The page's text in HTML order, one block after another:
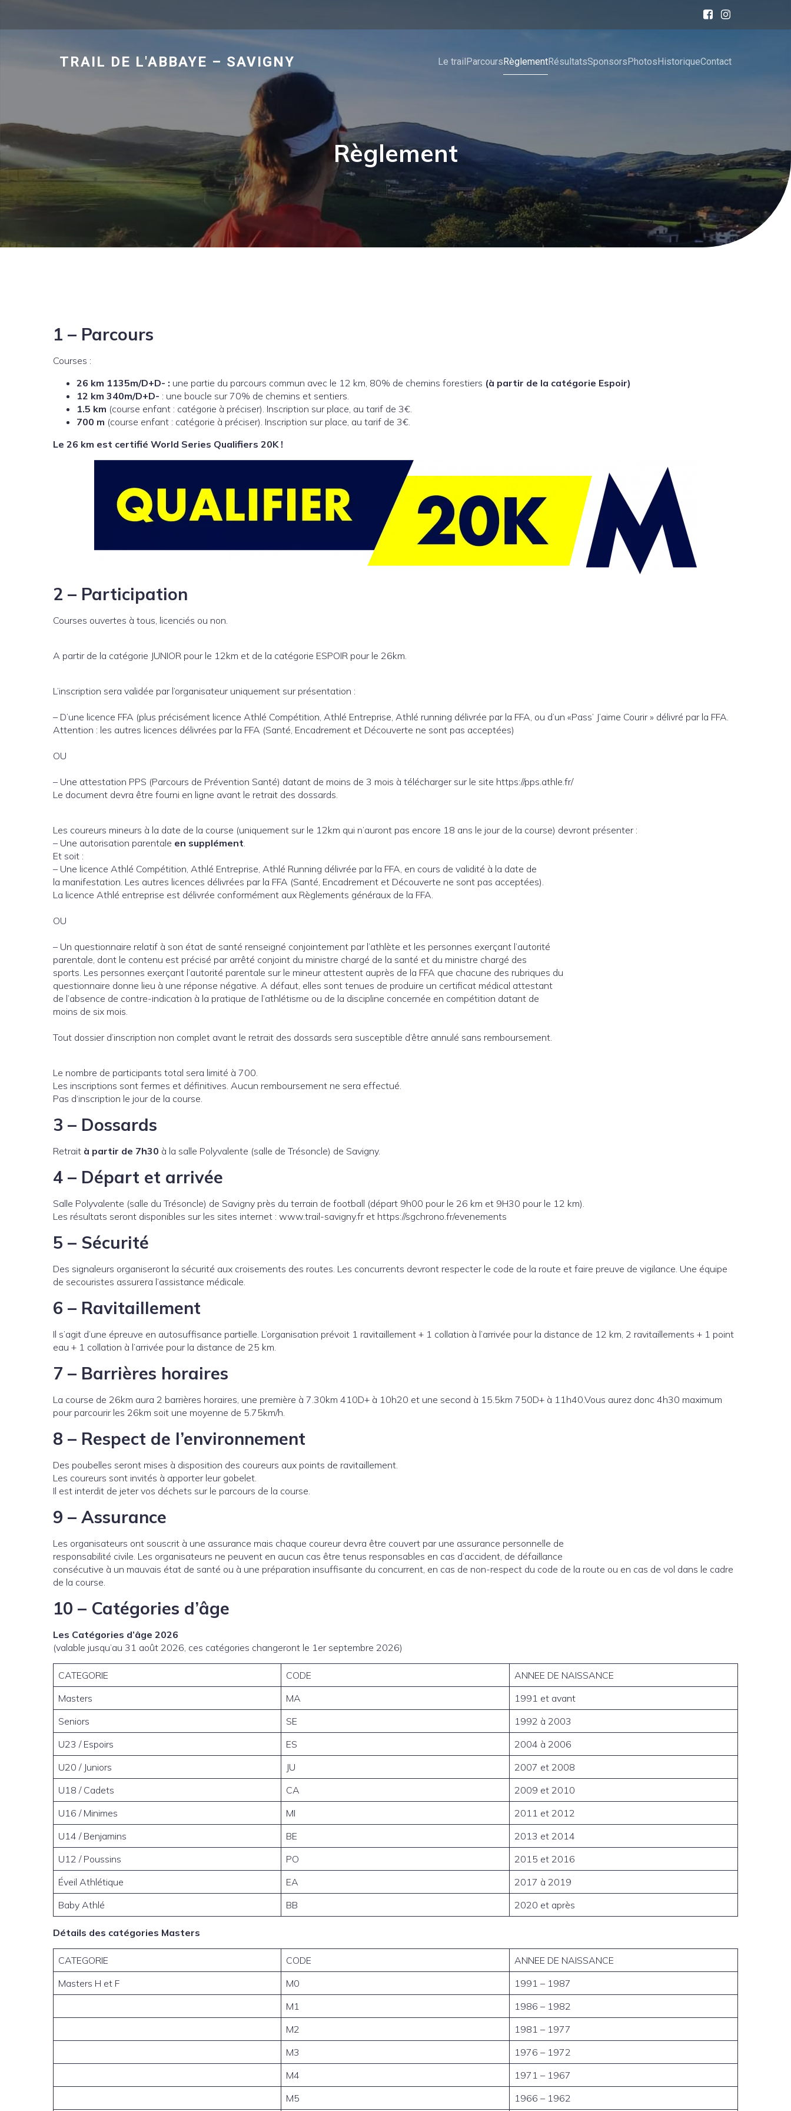
TRAIL DE L'ABBAYE – SAVIGNY Le trailParcoursRèglementRésultatsSponsorsPhotosHistoriqueContact
Règlement
1 – Parcours
Courses :
26 km 1135m/D+D- : une partie du parcours commun avec le 12 km, 80% de chemins forestiers (à partir de la catégorie Espoir)
12 km 340m/D+D- : une boucle sur 70% de chemins et sentiers.
1.5 km (course enfant : catégorie à préciser). Inscription sur place, au tarif de 3€.
700 m (course enfant : catégorie à préciser). Inscription sur place, au tarif de 3€.
Le 26 km est certifié World Series Qualifiers 20K !
2 – Participation
Courses ouvertes à tous, licenciés ou non.
A partir de la catégorie JUNIOR pour le 12km et de la catégorie ESPOIR pour le 26km.
L’inscription sera validée par l’organisateur uniquement sur présentation :
– D’une licence FFA (plus précisément licence Athlé Compétition, Athlé Entreprise, Athlé running délivrée par la FFA, ou d’un «Pass’ J’aime Courir » délivré par la FFA.
Attention : les autres licences délivrées par la FFA (Santé, Encadrement et Découverte ne sont pas acceptées)
OU
– Une attestation PPS (Parcours de Prévention Santé) datant de moins de 3 mois à télécharger sur le site https://pps.athle.fr/
Le document devra être fourni en ligne avant le retrait des dossards.
Les coureurs mineurs à la date de la course (uniquement sur le 12km qui n’auront pas encore 18 ans le jour de la course) devront présenter :
– Une autorisation parentale en supplément.
Et soit :
– Une licence Athlé Compétition, Athlé Entreprise, Athlé Running délivrée par la FFA, en cours de validité à la date de
la manifestation. Les autres licences délivrées par la FFA (Santé, Encadrement et Découverte ne sont pas acceptées).
La licence Athlé entreprise est délivrée conformément aux Règlements généraux de la FFA.
OU
– Un questionnaire relatif à son état de santé renseigné conjointement par l’athlète et les personnes exerçant l’autorité
parentale, dont le contenu est précisé par arrêté conjoint du ministre chargé de la santé et du ministre chargé des
sports. Les personnes exerçant l’autorité parentale sur le mineur attestent auprès de la FFA que chacune des rubriques du
questionnaire donne lieu à une réponse négative. A défaut, elles sont tenues de produire un certificat médical attestant
de l’absence de contre-indication à la pratique de l’athlétisme ou de la discipline concernée en compétition datant de
moins de six mois.
Tout dossier d’inscription non complet avant le retrait des dossards sera susceptible d’être annulé sans remboursement.
Le nombre de participants total sera limité à 700.
Les inscriptions sont fermes et définitives. Aucun remboursement ne sera effectué.
Pas d‘inscription le jour de la course.
3 – Dossards
Retrait à partir de 7h30 à la salle Polyvalente (salle de Trésoncle) de Savigny.
4 – Départ et arrivée
Salle Polyvalente (salle du Trésoncle) de Savigny près du terrain de football (départ 9h00 pour le 26 km et 9H30 pour le 12 km).
Les résultats seront disponibles sur les sites internet : www.trail-savigny.fr et https://sgchrono.fr/evenements
5 – Sécurité
Des signaleurs organiseront la sécurité aux croisements des routes. Les concurrents devront respecter le code de la route et faire preuve de vigilance. Une équipe
de secouristes assurera l’assistance médicale.
6 – Ravitaillement
Il s’agit d’une épreuve en autosuffisance partielle. L’organisation prévoit 1 ravitaillement + 1 collation à l’arrivée pour la distance de 12 km, 2 ravitaillements + 1 point
eau + 1 collation à l’arrivée pour la distance de 25 km.
7 – Barrières horaires
La course de 26km aura 2 barrières horaires, une première à 7.30km 410D+ à 10h20 et une second à 15.5km 750D+ à 11h40.Vous aurez donc 4h30 maximum
pour parcourir les 26km soit une moyenne de 5.75km/h.
8 – Respect de l’environnement
Des poubelles seront mises à disposition des coureurs aux points de ravitaillement.
Les coureurs sont invités à apporter leur gobelet.
Il est interdit de jeter vos déchets sur le parcours de la course.
9 – Assurance
Les organisateurs ont souscrit à une assurance mais chaque coureur devra être couvert par une assurance personnelle de
responsabilité civile. Les organisateurs ne peuvent en aucun cas être tenus responsables en cas d’accident, de défaillance
consécutive à un mauvais état de santé ou à une préparation insuffisante du concurrent, en cas de non-respect du code de la route ou en cas de vol dans le cadre
de la course.
10 – Catégories d’âge
Les Catégories d’âge 2026
(valable jusqu’au 31 août 2026, ces catégories changeront le 1er septembre 2026)
CATEGORIE CODE
ANNEE DE NAISSANCE
Masters
MA
1991 et avant
Seniors
SE
1992 à 2003
U23 / Espoirs
ES
2004 à 2006
U20 / Juniors
JU
2007 et 2008
U18 / Cadets
CA
2009 et 2010
U16 / Minimes
MI
2011 et 2012
U14 / Benjamins
BE
2013 et 2014
U12 / Poussins
PO
2015 et 2016
Éveil Athlétique
EA
2017 à 2019
Baby Athlé
BB 2020 et après
Détails des catégories Masters
CATEGORIE CODE
ANNEE DE NAISSANCE
Masters H et F
M0
1991 – 1987
M1
1986 – 1982
M2
1981 – 1977
M3
1976 – 1972
M4
1971 – 1967
M5
1966 – 1962